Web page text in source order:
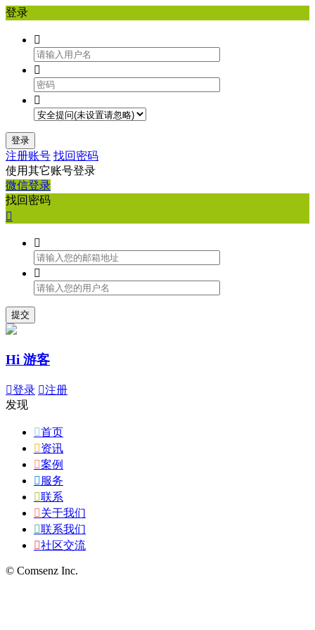
登录



登录
注册账号 找回密码
使用其它账号登录
微信登录
找回密码



提交
Hi 游客
登录 注册
发现
首页
资讯
案例
服务
联系
关于我们
联系我们
社区交流
© Comsenz Inc.